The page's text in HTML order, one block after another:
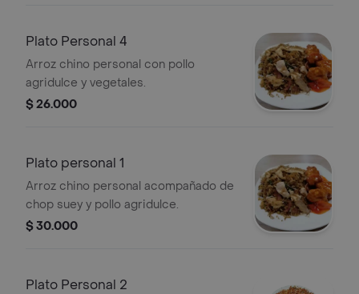
Plato Personal 4
Arroz chino personal con pollo
agridulce y vegetales.
$ 26.000
Plato personal 1
Arroz chino personal acompañado de
chop suey y pollo agridulce.
$ 30.000
Plato Personal 2